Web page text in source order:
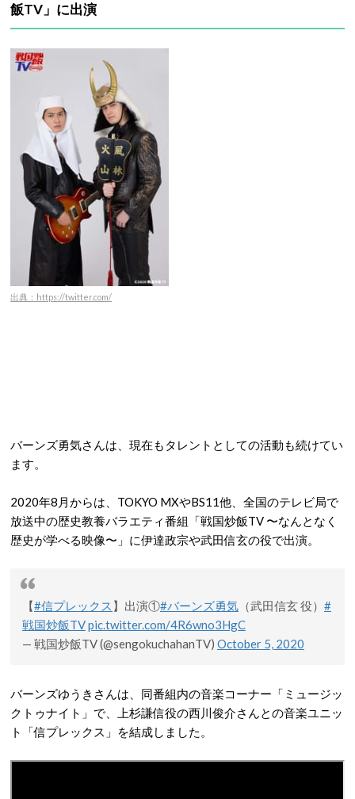
飯TV」に出演
出典：https://twitter.com/
バーンズ勇気さんは、現在もタレントとしての活動も続けてい
ます。
2020年8月からは、TOKYO MXやBS11他、全国のテレビ局で
放送中の歴史教養バラエティ番組「戦国炒飯TV 〜なんとなく
歴史が学べる映像〜」に伊達政宗や武田信玄の役で出演。
【#信プレックス 】出演①#バーンズ勇気 （武田信玄 役） #
戦国炒飯TVpic.twitter.com/4R6wno3HgC
— 戦国炒飯TV (@sengokuchahanTV) October 5, 2020
バーンズゆうきさんは、同番組内の音楽コーナー「ミュージッ
クトゥナイト」で、上杉謙信役の西川俊介さんとの音楽ユニッ
ト「信プレックス」を結成しました。